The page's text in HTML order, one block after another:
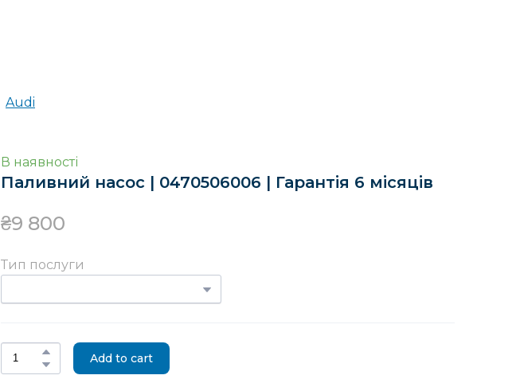
Audi
В наявності
Паливний насос | 0470506006 | Гарантія 6 місяців
₴9 800
Тип послуги
Add to cart